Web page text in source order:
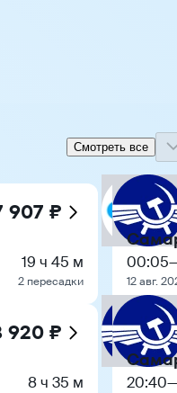
Смотреть все
907 ₽
19 ч 45 м
2 пересадки
920 ₽
8 ч 35 м
00:05
12 авг.
20:40—